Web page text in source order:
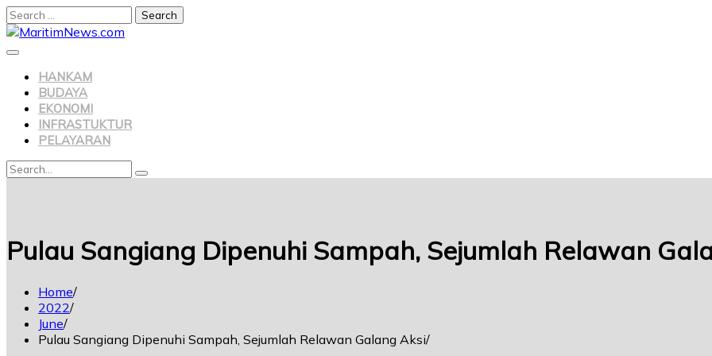
HANKAM
BUDAYA
EKONOMI
INFRASTUKTUR
PELAYARAN
Pulau Sangiang Dipenuhi Sampah, Sejumlah Relawan
Home
2022
June
Pulau Sangiang Dipenuhi Sampah, Sejumlah Relawan Galang Aksi